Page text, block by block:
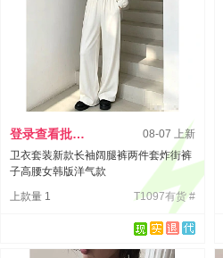
登录查看批发价
08-07 上新
卫衣套装新款长袖阔腿裤两件套炸街裤
子高腰女韩版洋气款
上款量 1
T1097有货 #